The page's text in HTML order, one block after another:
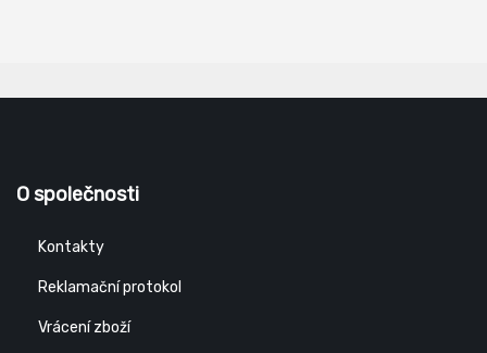
O společnosti
Kontakty
Reklamační protokol
Vrácení zboží